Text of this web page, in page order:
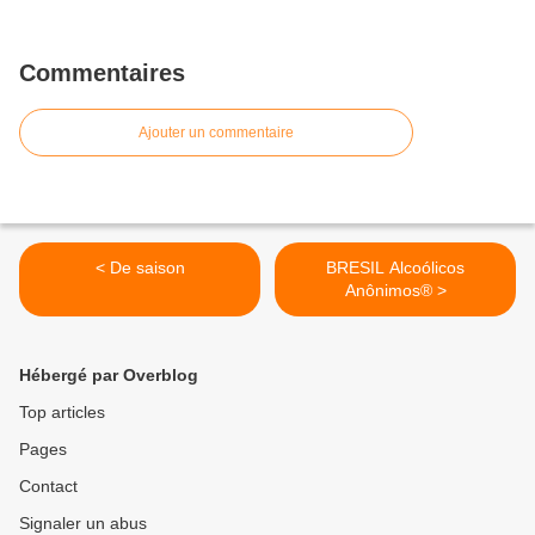
Commentaires
Ajouter un commentaire
< De saison
BRESIL Alcoólicos
Anônimos® >
Hébergé par Overblog
Top articles
Pages
Contact
Signaler un abus